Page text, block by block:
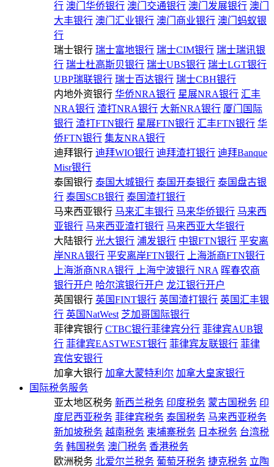
行 澳门华侨银行 澳门交通银行 澳门发展银行 澳门
大丰银行 澳门汇业银行 澳门商业银行 澳门蚂蚁银
行
瑞士银行 瑞士富地银行 瑞士CIM银行 瑞士瑞讯银
行 瑞士杜高斯贝银行 瑞士UBS银行 瑞士LGT银行
UBP瑞联银行 瑞士百达银行 瑞士CBH银行
内地外资银行 华侨NRA银行 星展NRA银行 汇丰
NRA银行 渣打NRA银行 大新NRA银行 厦门国际
银行 渣打FTN银行 星展FTN银行 汇丰FTN银行 华
侨FTN银行 集友NRA银行
迪拜银行 迪拜WIO银行 迪拜渣打银行 迪拜Banque
Misr银行
泰国银行 泰国大城银行 泰国开泰银行 泰国盘古银
行 泰国SCB银行 泰国渣打银行
马来西亚银行 马来汇丰银行 马来华侨银行 马来西
亚银行 马来西亚渣打银行 马来西亚大华银行
大陆银行 光大银行 浦发银行 中银FTN银行 平安离
岸NRA银行 平安离岸FTN银行
上海浙商FTN银行
上海浙商NRA银行
上海宁波银行 NRA 晖春农商
银行开户 哈尔滨银行开户 龙江银行开户
英国银行 英国FINT银行 英国渣打银行 英国汇丰银
行 英国NatWest 芝加哥国际银行
菲律宾银行 CTBC银行菲律宾分行 菲律宾AUB银
行 菲律宾EASTWEST银行 菲律宾友联银行 菲律
宾信安银行
加拿大银行 加拿大蒙特利尔 加拿大皇家银行
国际税务服务
亚太地区税务 新西兰税务 印度税务 蒙古国税务 印
度尼西亚税务 菲律宾税务 泰国税务 马来西亚税务
新加坡税务 越南税务 柬埔寨税务 日本税务 台湾税
务 韩国税务 澳门税务 香港税务
欧洲税务 北爱尔兰税务 葡萄牙税务 捷克税务 立陶